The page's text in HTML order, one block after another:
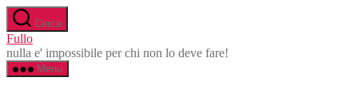
Salta
al
contenuto
Cerca
Fullo
nulla e' impossibile per chi non lo deve fare!
Menu